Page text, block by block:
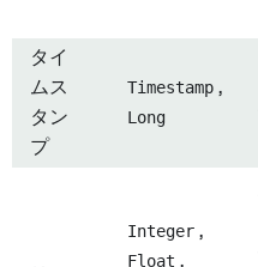
タイ
ムス
タン
プ
Timestamp ,
Long
Integer ,
Float ,